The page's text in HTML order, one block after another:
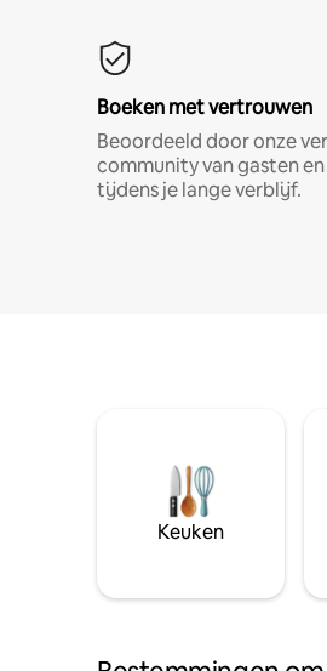
Boeken met vertrouwen
Beoordeeld door onze
community van gasten
tijdens je lange verblijf.
Keuken